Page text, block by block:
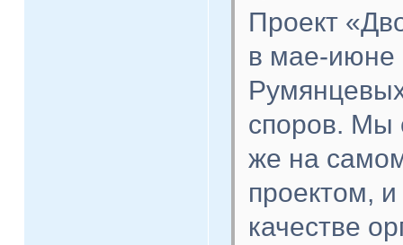
Проект
в мае-июне
споров. Мы
же на
проектом,
качестве